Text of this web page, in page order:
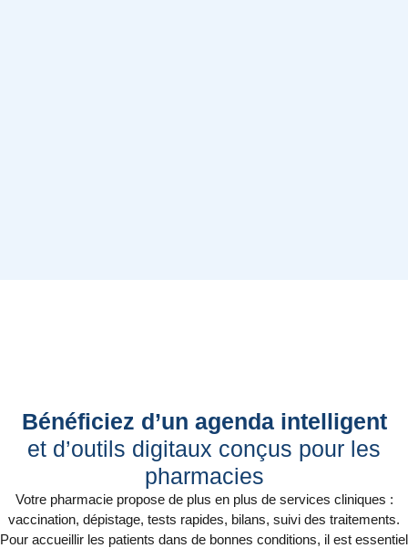
Bénéficiez d’un agenda intelligent
et d’outils digitaux conçus pour les
pharmacies
Votre pharmacie propose de plus en plus de services cliniques :
vaccination, dépistage, tests rapides, bilans, suivi des traitements.
Pour accueillir les patients dans de bonnes conditions, il est essentiel